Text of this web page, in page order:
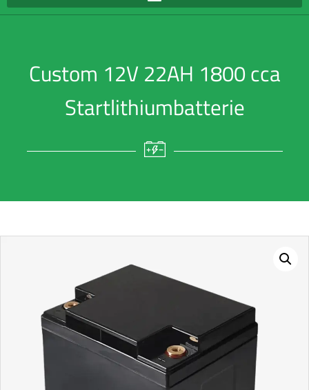
Custom 12V 22AH 1800 cca
Startlithiumbatterie